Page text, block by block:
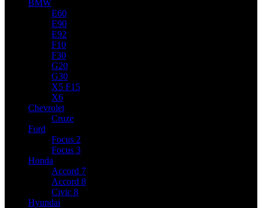
BMW
E60
E90
E92
F10
F30
G20
G30
X5 F15
X6
Chevrolet
Cruze
Ford
Focus 2
Focus 3
Honda
Accord 7
Accord 8
Civic 8
Hyundai